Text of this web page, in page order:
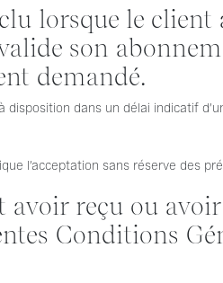
lorsque le client
son
demandé.
dans un délai indicatif
l’acceptation sans réserve des
reçu ou
Conditions